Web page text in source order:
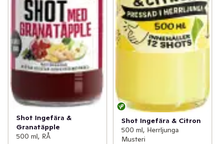
Shot Ingefära &
Granatäpple
500 ml, RÅ
Shot Ingefära & Citron
500 ml, Herrljunga
Musteri